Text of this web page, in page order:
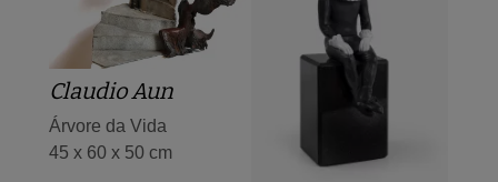
Claudio Aun
Árvore da Vida
45 x 60 x 50 cm